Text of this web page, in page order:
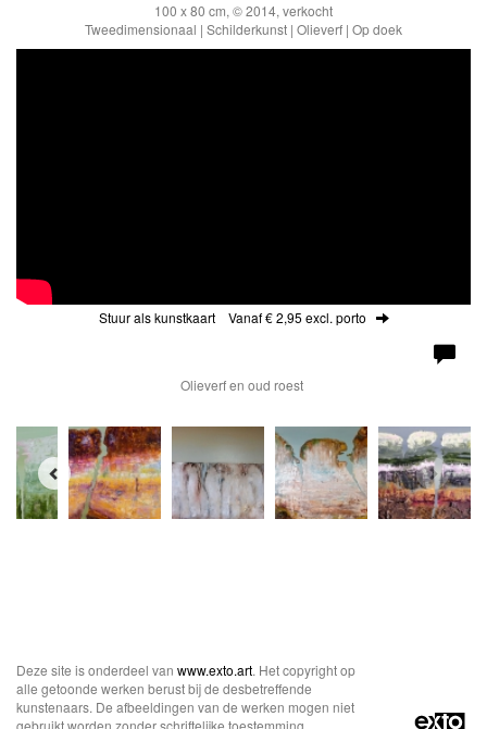
100 x 80 cm, © 2014, verkocht
Tweedimensionaal | Schilderkunst | Olieverf | Op doek
Stuur als kunstkaart Vanaf € 2,95 excl. porto
Olieverf en oud roest
Deze site is onderdeel van www.exto.art. Het copyright op
alle getoonde werken berust bij de desbetreffende
kunstenaars. De afbeeldingen van de werken mogen niet